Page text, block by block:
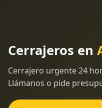
Cerrajeros en
Cerrajero urgente 24
Llámanos o pide